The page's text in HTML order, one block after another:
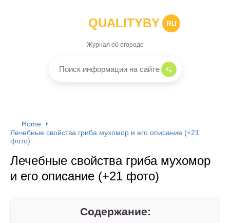
QUALITYBY RU
Журнал об огороде
Home
Лечебные свойства гриба мухомор и его описание (+21
фото)
Лечебные свойства гриба мухомор
и его описание (+21 фото)
Содержание: